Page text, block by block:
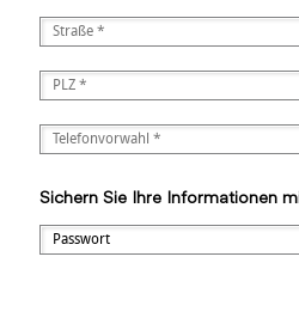
Sichern Sie Ihre Informationen